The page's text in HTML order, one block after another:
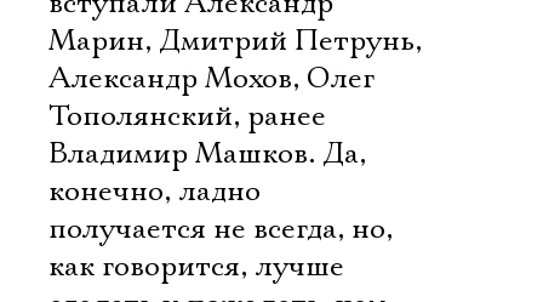
Марин, Дмитрий Петрунь,
Александр Мохов, Олег
Тополянский, ранее 
Владимир Машков. Да,
конечно, ладно
получается не всегда, но,
как говорится, лучше